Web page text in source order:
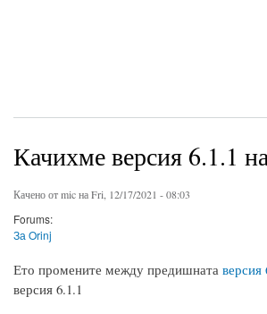
Качихме версия 6.1.1
Качено отmicна Fri, 12/17/2021 - 08:03
Forums:
За Orinj
Ето промените между предишната версия
версия 6.1.1